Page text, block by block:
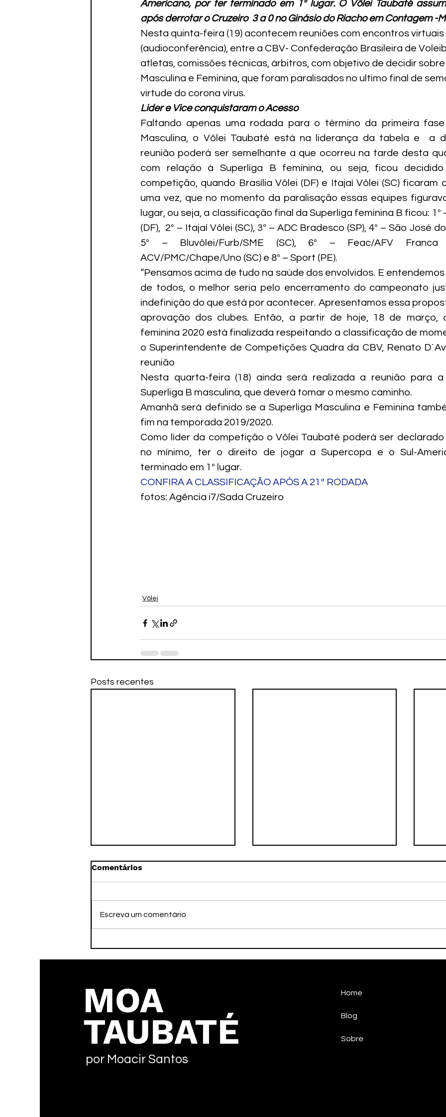
ParatletismoAmericano, por ter terminado em 1º lugar. O Vôlei Taubaté
após derrotar o Cruzeiro  3 a 0 no Ginásio do Riacho em Contagem -
Nesta quinta-feira (19) acontecem reuniões com encontros virtuais
(audioconferência), entre a CBV- Confederação Brasileira de
atletas, comissões técnicas, árbitros, com objetivo de decidir sobre
Masculina e Feminina, que foram paralisados no ultimo final de
virtude do corona vírus.
Lider e Vice conquistaram o Acesso
Faltando apenas uma rodada para o término da primeira
Masculina, o Vôlei Taubaté está na liderança da tabela e  a
reunião poderá ser semelhante a que ocorreu na tarde desta
com relação à Superliga B feminina, ou seja, ficou
competição, quando Brasília Vôlei (DF) e Itajaí Vôlei (SC) ficaram
uma vez, que no momento da paralisação essas equipes
lugar, ou seja, a classificação final da Superliga feminina B ficou: 1º
(DF),  2º – Itajaí Vôlei (SC), 3º – ADC Bradesco (SP), 4º – São José
5º – Bluvôlei/Furb/SME (SC), 6º – Feac/AFV
ACV/PMC/Chape/Uno (SC) e 8º – Sport (PE).
“Pensamos acima de tudo na saúde dos envolvidos. E
de todos, o melhor seria pelo encerramento do campeonato
indefinição do que está por acontecer. Apresentamos essa
aprovação dos clubes. Então, a partir de hoje, 18 de março,
feminina 2020 está finalizada respeitando a classificação de
o Superintendente de Competições Quadra da CBV, Renato
reunião
Nesta quarta-feira (18) ainda será realizada a reunião para
Superliga B masculina, que deverá tomar o mesmo caminho.
Amanhã será definido se a Superliga Masculina e Feminina
fim na temporada 2019/2020.
Como líder da competição o Vôlei Taubaté poderá ser declarado
no mínimo, ter o direito de jogar a Supercopa e o Sul-
terminado em 1º lugar.
CONFIRA A CLASSIFICAÇÃO APÓS A 21ª RODADA
fotos: Agência i7/Sada Cruzeiro
Vôlei
Posts recentes
Jogos da Juventude,
Comentários
Escreva um comentário
MOA
TAUBATÉ
por Moacir Santos
Home
Blog
Sobre